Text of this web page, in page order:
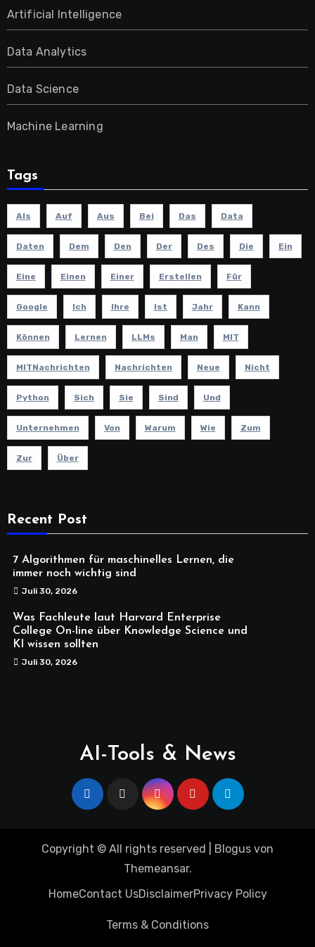
Artificial Intelligence
Data Analytics
Data Science
Machine Learning
Tags
Als Auf Aus Bei Das Data
Daten Dem Den Der Des Die Ein
Eine Einen Einer Erstellen Für
Google Ich Ihre Ist Jahr Kann
Können Lernen LLMs Man MIT
MITNachrichten Nachrichten Neue Nicht
Python Sich Sie Sind Und
Unternehmen Von Warum Wie Zum
Zur Über
Recent Post
7 Algorithmen für maschinelles Lernen, die
immer noch wichtig sind
Juli 30, 2026
Was Fachleute laut Harvard Enterprise
College On-line über Knowledge Science und
KI wissen sollten
Juli 30, 2026
AI-Tools & News
Copyright © All rights reserved Blogus von
Themeansar.
HomeContact UsDisclaimerPrivacy Policy
Terms & Conditions